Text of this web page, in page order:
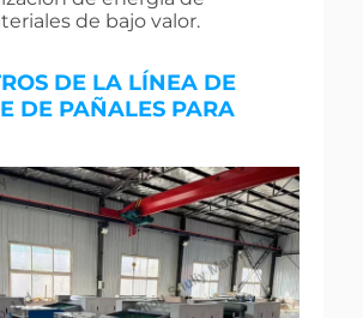
de bajo valor.
DE LA LÍNEA DE
DE PAÑALES PARA